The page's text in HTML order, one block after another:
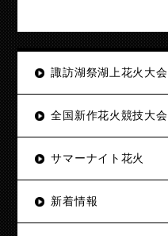
諏訪湖祭湖上花火大会
全国新作花火競技大会
サマーナイト花火
新着情報